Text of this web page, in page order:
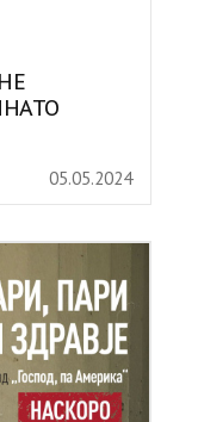
05.05.2024